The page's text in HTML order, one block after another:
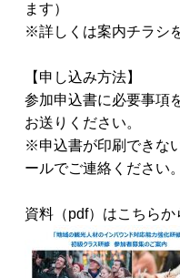
ます）
※詳しくは案内チラシ
【申し込み方法】
参加申込書に必要事項
お送りください。
※申込書が印刷できな
ールでご連絡ください。
資料（pdf）はこちら